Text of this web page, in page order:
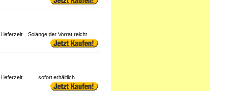
Lieferzeit: Solange der Vorrat reicht
Lieferzeit: sofort erhältlich